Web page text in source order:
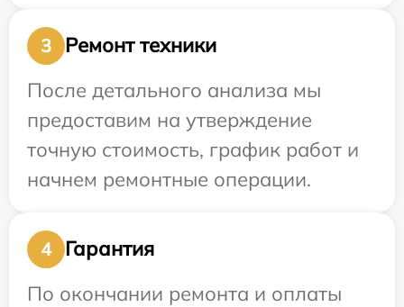
3
Ремонт техники
После детального анализа мы
предоставим на утверждение
точную стоимость, график работ и
начнем ремонтные операции.
4
Гарантия
По окончании ремонта и оплаты